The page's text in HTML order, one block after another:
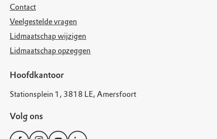
Contact
Veelgestelde vragen
Lidmaatschap wijzigen
Lidmaatschap opzeggen
Hoofdkantoor
Stationsplein 1, 3818 LE, Amersfoort
Volg ons